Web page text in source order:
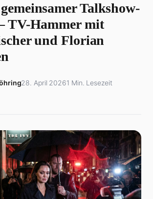
Talkshow-
TV-Hammer mit
und Florian
28. April 20261 Min. Lesezeit